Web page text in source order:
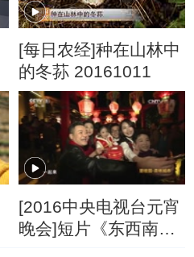
[每日农经]种在山林中
的冬荪 20161011
[2016中央电视台元宵
晚会]短片《东西南北